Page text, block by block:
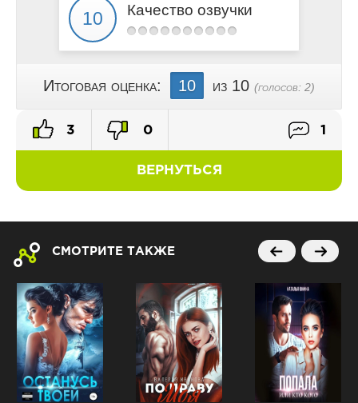
Качество озвучки
Итоговая оценка: 10 из 10 (голосов: 2)
ВЕРНУТЬСЯ
3 0 1
СМОТРИТЕ ТАКЖЕ